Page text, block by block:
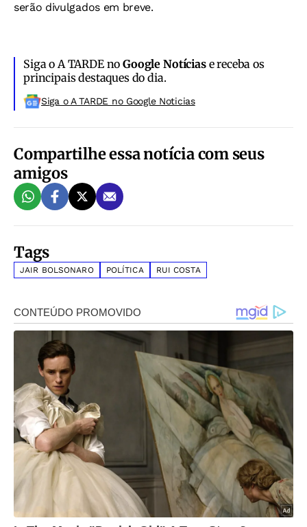
serão divulgados em breve.
Siga o A TARDE noGoogle Notíciase receba os
principais destaques do dia.
Siga o A TARDE no Google Noticias
Compartilhe essa notícia com seus
amigos
Tags
JAIR BOLSONARO POLÍTICA RUI COSTA